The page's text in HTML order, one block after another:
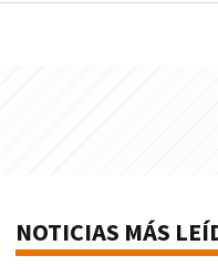
NOTICIAS MÁS